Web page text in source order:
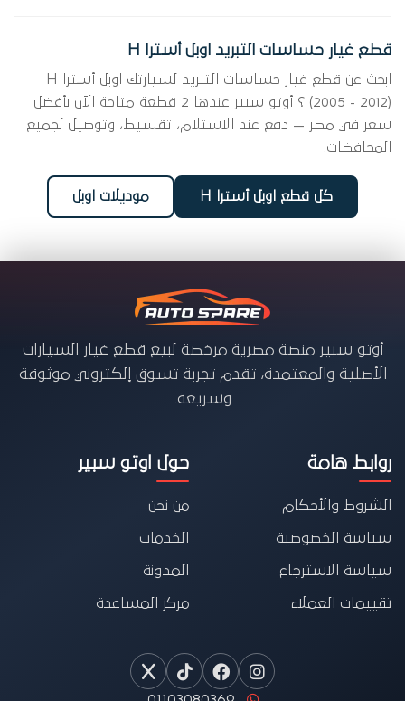
قطع غيار حساسات التبريد اوبل أسترا H
ابحث عن قطع غيار حساسات التبريد لسيارتك اوبل أسترا H
(2005 - 2012) ؟ أوتو سبير عندها 2 قطعة متاحة الآن بأفضل
سعر في مصر — دفع عند الاستلام، تقسيط، وتوصيل لجميع
المحافظات.
كل قطع اوبل أسترا H موديلات اوبل
أوتو سبير منصة مصرية مرخصة لبيع قطع غيار السيارات
الأصلية والمعتمدة، تقدم تجربة تسوق إلكتروني موثوقة
وسريعة.
روابط هامة
الشروط والأحكام
سياسة الخصوصية
سياسة الاسترجاع
تقييمات العملاء
حول اوتو سبير
من نحن
الخدمات
المدونة
مركز المساعدة